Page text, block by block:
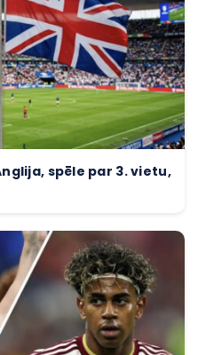
spēle par 3. vietu,